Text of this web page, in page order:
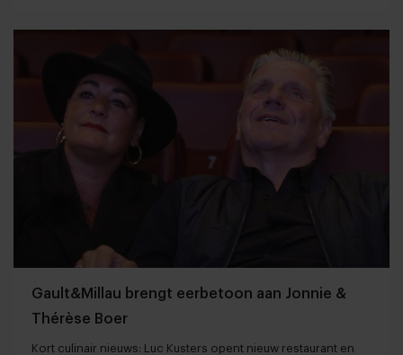
Gault&Millau brengt eerbetoon aan Jonnie &
Thérèse Boer
Kort culinair nieuws: Luc Kusters opent nieuw restaurant en